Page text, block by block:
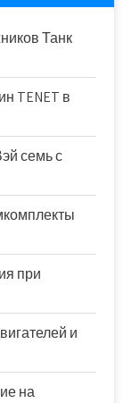
Танк
TENET в
семь с
при
и
на